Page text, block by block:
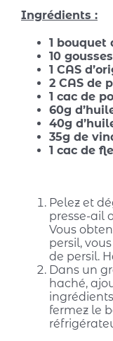
Ingrédients :
1 bouquet
10
1 CAS
2 CAS de
1 cac de
60g
40g
35g de
1 cac de
Pelez et
presse-ail
Vous
persil,
de persil.
Dans un
haché,
fermez le